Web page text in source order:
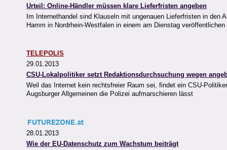
Urteil: Online-Händler müssen klare Lieferfristen angeben
Im Internethandel sind Klauseln mit ungenauen Lieferfristen in
Hamm in Nordrhein-Westfalen in einem am Dienstag
TELEPOLIS
29.01.2013
CSU-Lokalpolitiker setzt Redaktionsdurchsuchung wegen
Weil das Internet kein rechtsfreier Raum sei, findet ein CSU-
Augsburger Allgemeinen die Polizei aufmarschieren lässt
28.01.2013
Wie der EU-Datenschutz zum Wachstum beiträgt